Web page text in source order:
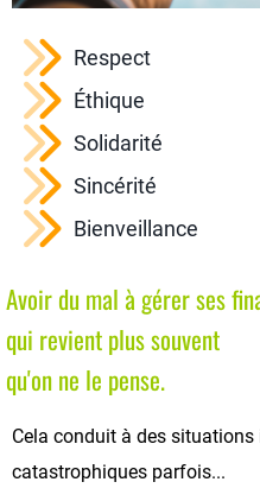
Respect
Éthique
Solidarité
Sincérité
Bienveillance
Avoir du mal à gérer ses
qui revient plus souvent
qu'on ne le pense.
Cela conduit à des
catastrophiques parfois...